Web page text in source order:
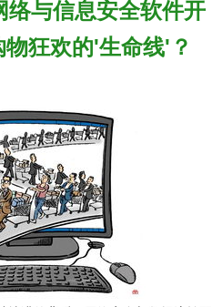
络与信息安全软件开
狂欢的'生命线'？